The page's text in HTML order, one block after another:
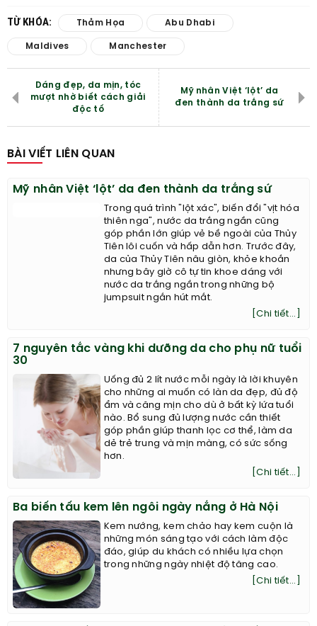
TỪ KHÓA: Thảm Họa Abu Dhabi
Maldives Manchester
Dáng đẹp, da mịn, tóc
mượt nhờ biết cách giải
độc tố
Mỹ nhân Việt ‘lột’ da
đen thành da trắng sứ
BÀI VIẾT LIÊN QUAN
Mỹ nhân Việt ‘lột’ da đen thành da trắng sứ
Trong quá trình "lột xác", biến đổi "vịt hóa
thiên nga", nước da trắng ngần cũng
góp phần lớn giúp vẻ bề ngoài của Thủy
Tiên lôi cuốn và hấp dẫn hơn. Trước đây,
da của Thủy Tiên nâu giòn, khỏe khoắn
nhưng bây giờ cô tự tin khoe dáng với
nước da trắng ngần trong những bộ
jumpsuit ngắn hút mắt.
[Chi tiết...]
7 nguyên tắc vàng khi dưỡng da cho phụ nữ tuổi
30
Uống đủ 2 lít nước mỗi ngày là lời khuyên
cho những ai muốn có làn da đẹp, đủ độ
ẩm và căng mịn cho dù ở bất kỳ lứa tuổi
nào. Bổ sung đủ lượng nước cần thiết
góp phần giúp thanh lọc cơ thể, làm da
dẻ trẻ trung và mịn màng, có sức sống
hơn.
[Chi tiết...]
Ba biến tấu kem lên ngôi ngày nắng ở Hà Nội
Kem nướng, kem chảo hay kem cuộn là
những món sáng tạo với cách làm độc
đáo, giúp du khách có nhiều lựa chọn
trong những ngày nhiệt độ tăng cao.
[Chi tiết...]